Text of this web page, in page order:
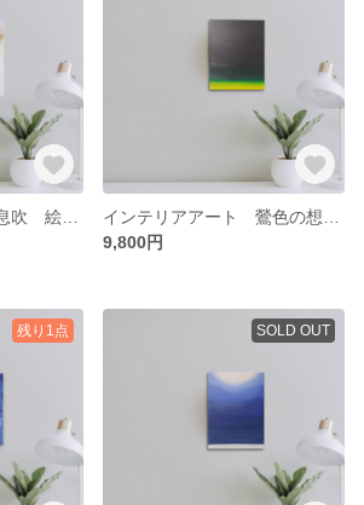
9,800円
残り1点 SOLD OUT